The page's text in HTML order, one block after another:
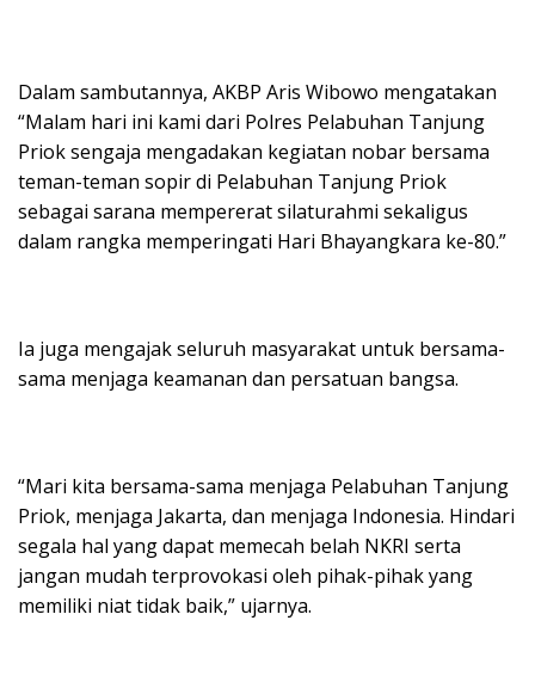
Dalam sambutannya, AKBP Aris Wibowo mengatakan
“Malam hari ini kami dari Polres Pelabuhan Tanjung
Priok sengaja mengadakan kegiatan nobar bersama
teman-teman sopir di Pelabuhan Tanjung Priok
sebagai sarana mempererat silaturahmi sekaligus
dalam rangka memperingati Hari Bhayangkara ke-80.”
Ia juga mengajak seluruh masyarakat untuk bersama-
sama menjaga keamanan dan persatuan bangsa.
“Mari kita bersama-sama menjaga Pelabuhan Tanjung
Priok, menjaga Jakarta, dan menjaga Indonesia. Hindari
segala hal yang dapat memecah belah NKRI serta
jangan mudah terprovokasi oleh pihak-pihak yang
memiliki niat tidak baik,” ujarnya.